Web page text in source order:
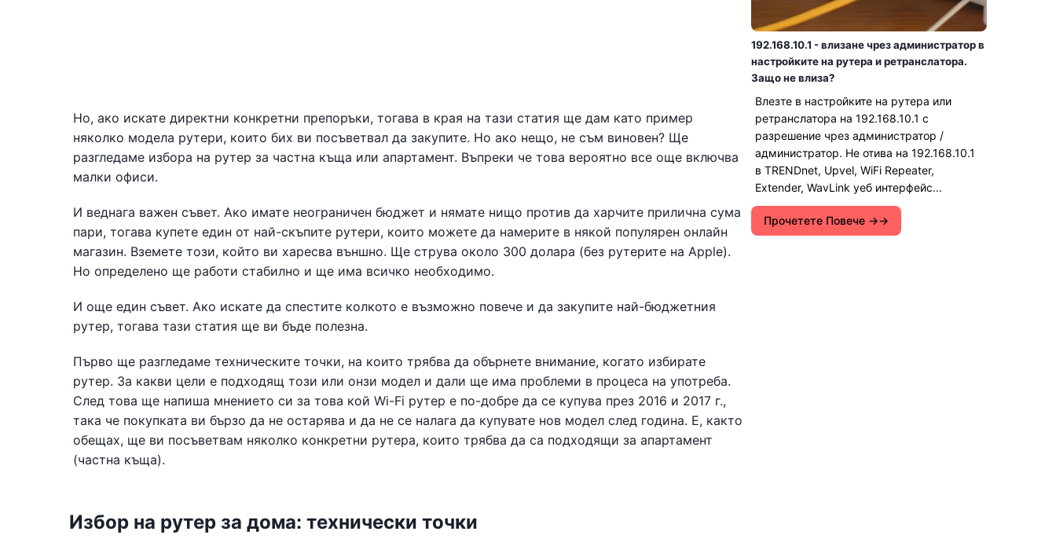
Но, ако искате директни конкретни препоръки, тогава в края на тази статия ще дам като пример
няколко модела рутери, които бих ви посъветвал да закупите. Но ако нещо, не съм виновен? Ще
разгледаме избора на рутер за частна къща или апартамент. Въпреки че това вероятно все още включва
малки офиси.
И веднага важен съвет. Ако имате неограничен бюджет и нямате нищо против да харчите прилична сума
пари, тогава купете един от най-скъпите рутери, които можете да намерите в някой популярен онлайн
магазин. Вземете този, който ви харесва външно. Ще струва около 300 долара (без рутерите на Apple).
Но определено ще работи стабилно и ще има всичко необходимо.
И още един съвет. Ако искате да спестите колкото е възможно повече и да закупите най-бюджетния
рутер, тогава тази статия ще ви бъде полезна.
Първо ще разгледаме техническите точки, на които трябва да обърнете внимание, когато избирате
рутер. За какви цели е подходящ този или онзи модел и дали ще има проблеми в процеса на употреба.
След това ще напиша мнението си за това кой Wi-Fi рутер е по-добре да се купува през 2016 и 2017 г.,
така че покупката ви бързо да не остарява и да не се налага да купувате нов модел след година. Е, както
обещах, ще ви посъветвам няколко конкретни рутера, които трябва да са подходящи за апартамент
(частна къща).
Избор на рутер за дома: технически точки
192.168.10.1 - влизане чрез администратор в
настройките на рутера и ретранслатора.
Защо не влиза?
Влезте в настройките на рутера или
ретранслатора на 192.168.10.1 с
разрешение чрез администратор /
администратор. Не отива на 192.168.10.1
в TRENDnet, Upvel, WiFi Repeater,
Extender, WavLink уеб интерфейс...
Прочетете Повече →